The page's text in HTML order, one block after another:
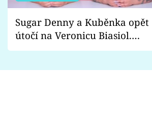
Sugar Denny a Kuběnka opět
útočí na Veronicu Biasiol.
Proč je podle nich falešná a